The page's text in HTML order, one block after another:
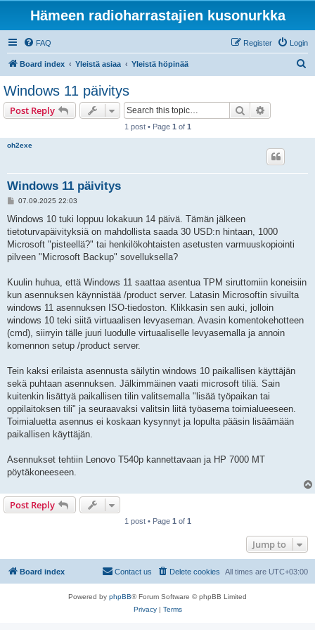
Hämeen radioharrastajien kusonurkka
FAQ Login
Register
Board index Yleistä asiaa Yleistä höpinää
Windows 11 päivitys
Post Reply Search
1 post • Page 1 of 1
oh2exe
Windows 11 päivitys
P
s
07.09.2025 22:03
Windows 10 tuki loppuu lokakuun 14 päivä. Tämän jälkeen
tietoturvapäivityksiä on mahdollista saada 30 USD:n hintaan, 1000
Microsoft "pisteellä?" tai henkilökohtaisten asetusten varmuuskopiointi
pilveen "Microsoft Backup" sovelluksella?
Kuulin huhua, että Windows 11 saattaa asentua TPM siruttomiin koneisiin
kun asennuksen käynnistää /product server. Latasin Microsoftin sivuilta
windows 11 asennuksen ISO-tiedoston. Klikkasin sen auki, jolloin
windows 10 teki siitä virtuaalisen levyaseman. Avasin komentokehotteen
(cmd), siirryin tälle juuri luodulle virtuaaliselle levyasemalla ja annoin
komennon setup /product server.
Tein kaksi erilaista asennusta säilytin windows 10 paikallisen käyttäjän
sekä puhtaan asennuksen. Jälkimmäinen vaati microsoft tiliä. Sain
kuitenkin lisättyä paikallisen tilin valitsemalla "lisää työpaikan tai
oppilaitoksen tili" ja seuraavaksi valitsin liitä työasema toimialueeseen.
Toimialuetta asennus ei koskaan kysynnyt ja lopulta pääsin lisäämään
paikallisen käyttäjän.
Asennukset tehtiin Lenovo T540p kannettavaan ja HP 7000 MT
pöytäkoneeseen.
Post Reply
1 post • Page 1 of 1
Jump to
Board index All times are UTC+03:00
Delete cookies
Contact us
Powered by phpBB® Forum Software © phpBB Limited
Privacy| Terms